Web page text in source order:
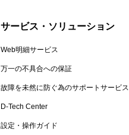
サービス・ソリューション
Web明細サービス
万一の不具合への保証
故障を未然に防ぐ為のサポートサービス
D-Tech Center
設定・操作ガイド